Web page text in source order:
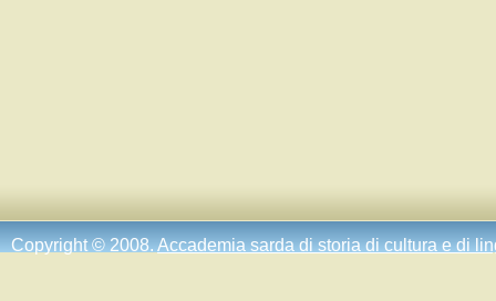
Copyright © 2008.Accademia sarda di storia di cultura e di